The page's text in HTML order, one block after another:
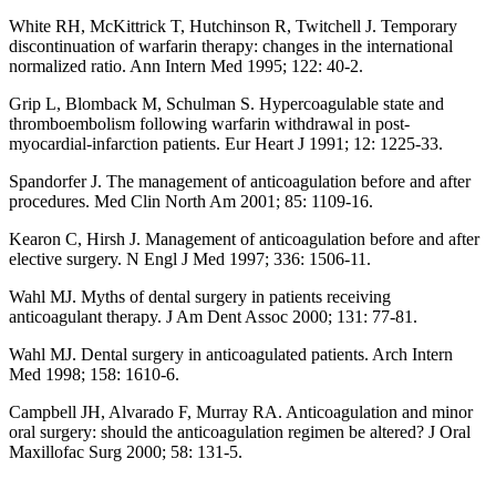
White RH, McKittrick T, Hutchinson R, Twitchell J. Temporary
discontinuation of warfarin therapy: changes in the international
normalized ratio. Ann Intern Med 1995; 122: 40-2.
Grip L, Blomback M, Schulman S. Hypercoagulable state and
thromboembolism following warfarin withdrawal in post-
myocardial-infarction patients. Eur Heart J 1991; 12: 1225-33.
Spandorfer J. The management of anticoagulation before and after
procedures. Med Clin North Am 2001; 85: 1109-16.
Kearon C, Hirsh J. Management of anticoagulation before and after
elective surgery. N Engl J Med 1997; 336: 1506-11.
Wahl MJ. Myths of dental surgery in patients receiving
anticoagulant therapy. J Am Dent Assoc 2000; 131: 77-81.
Wahl MJ. Dental surgery in anticoagulated patients. Arch Intern
Med 1998; 158: 1610-6.
Campbell JH, Alvarado F, Murray RA. Anticoagulation and minor
oral surgery: should the anticoagulation regimen be altered? J Oral
Maxillofac Surg 2000; 58: 131-5.